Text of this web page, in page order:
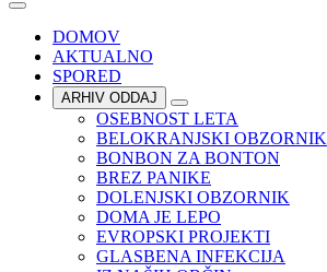
DOMOV
AKTUALNO
SPORED
ARHIV ODDAJ
OSEBNOST LETA
BELOKRANJSKI OBZORNIK
BONBON ZA BONTON
BREZ PANIKE
DOLENJSKI OBZORNIK
DOMA JE LEPO
EVROPSKI PROJEKTI
GLASBENA INFEKCIJA